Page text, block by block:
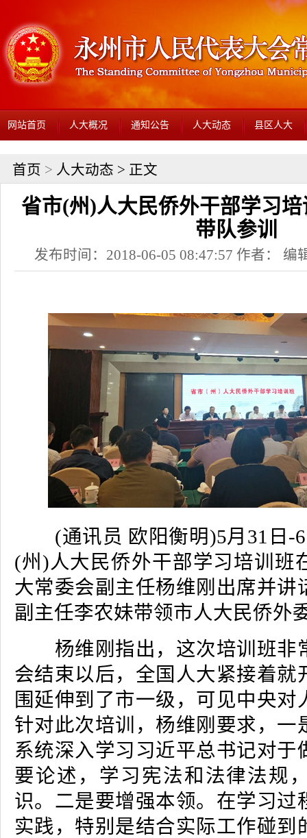
网站首页 人大概况 通知公告 人大动态 县区人大
首页 > 人大动态 > 正文
省市(州)人大民侨外干部学习
带队参训
发布时间：2018-06-05 08:47:57 作者： 编
(通讯员 欧阳衡明)5月31日-6
(州)人大民侨外干部学习培训班
大常委会副主任杨维刚出席并讲
副主任李农妹带领市人大民侨外
杨维刚指出，这次培训班非
会结束以后，全国人大紧接着就
围延伸到了市一级，可见中央对
针对此次培训，杨维刚要求，一
系统深入学习习近平总书记对于
要论述，学习宪法和法律法规
识。二是要增强本领。在学习过
实践，特别是结合实际工作碰到